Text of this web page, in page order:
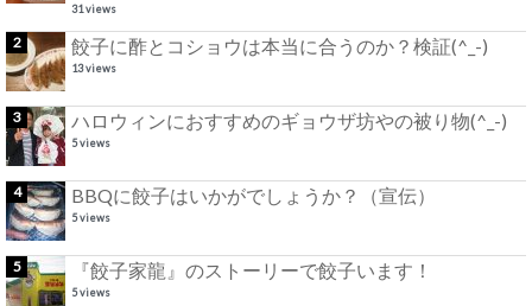
31 views
餃子に酢とコショウは本当に合うのか？検証(^_-)
13 views
ハロウィンにおすすめのギョウザ坊やの被り物(^_-)
5 views
BBQに餃子はいかがでしょうか？（宣伝）
5 views
『餃子家龍』のストーリーで餃子います！
5 views